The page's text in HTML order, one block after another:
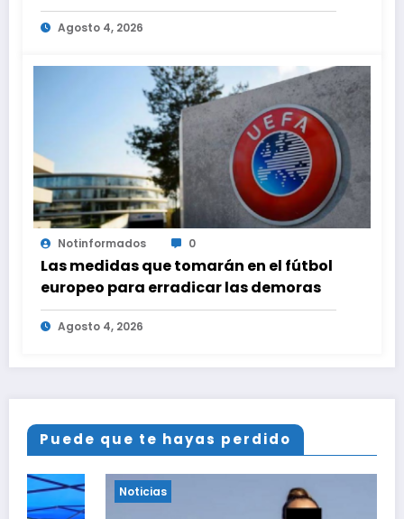
Agosto 4, 2026
Notinformados 0
Las medidas que tomarán en el fútbol
europeo para erradicar las demoras
Agosto 4, 2026
Puede que te hayas perdido
Noticias